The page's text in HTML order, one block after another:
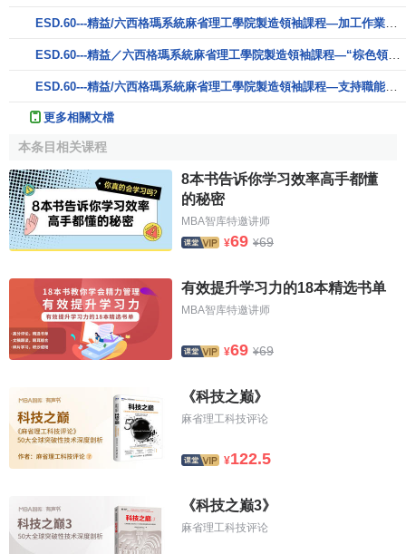
位於狹窄的後灣區的麻省理工學院無法負擔進一步的校
校急需基金或捐款以維持正常運作。最終，校方在師生、校
友的強烈反對下接受了與哈佛合併的邀請，惟1917年馬薩諸
1916年，麻省理工學院遷移至查爾斯河劍橋市的岸邊，
臨近哈佛大學，沿岸伸延逾1英里（1.6千米），此為填海土
地。這充滿新古典主義建築風格的“新理工”校園，由建築師威
廉·W·博斯沃思設計，受惠於一位匿名“好心人”的捐助，這位
“好心人”的身份曝光——是來自紐約州羅切斯特市的工業家喬
治·伊士曼。他發明瞭新的電影製作及編輯方法，併成立了伊
士曼柯達公司。1912至1920年期間，伊士曼向麻省理工學院
提供了兩千萬美金（現值兩億三千多萬）的現鈔及柯達的股
在 大蕭條
時期，MIT曾一度被認為會同哈佛大學合併，但
在該校學生的抗議之下，被迫取消了這一計劃。
2018年10月，麻省理工學院將啟用十億
智慧技術用於該校的所有研究領域。新學院將於2019年9月
開學，教學地點被設在了一棟計劃於2022年開放的新大樓
ESD.60---精益/六西格瑪系統麻省理工學院製造領袖課程—加工作業周期
ESD.60---精益／六西格瑪系統麻省理工學院製造領袖課程—“棕色領地”/“綠色領地”
ESD.60---精益/六西格瑪系統麻省理工學院製造領袖課程—支持職能部門聯盟
更多相關文檔
本条目相关课程
8本书告诉你学习效率高手都懂
的秘密
MBA智库特邀讲师
¥69 ¥69
有效提升学习力的18本精选书单
MBA智库特邀讲师
¥69 ¥69
《科技之巅》
麻省理工科技评论
¥122.5
《科技之巅3》
麻省理工科技评论